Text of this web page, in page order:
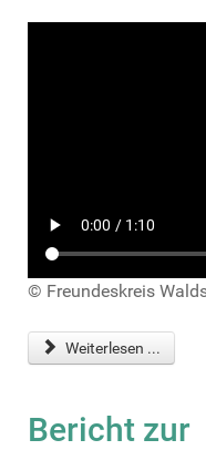
© Freundeskreis
Weiterlesen ...
Bericht zur